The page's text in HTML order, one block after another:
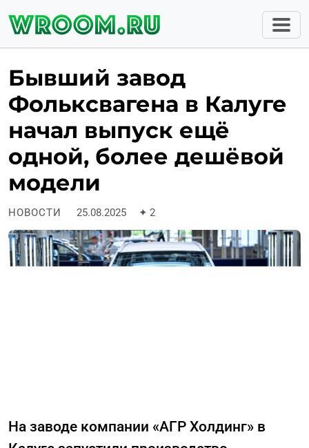
Бывший завод
Фольксвагена в Калуге
начал выпуск ещё
одной, более дешёвой
модели
НОВОСТИ 25.08.2025 ✦ 2
На заводе компании «АГР Холдинг» в